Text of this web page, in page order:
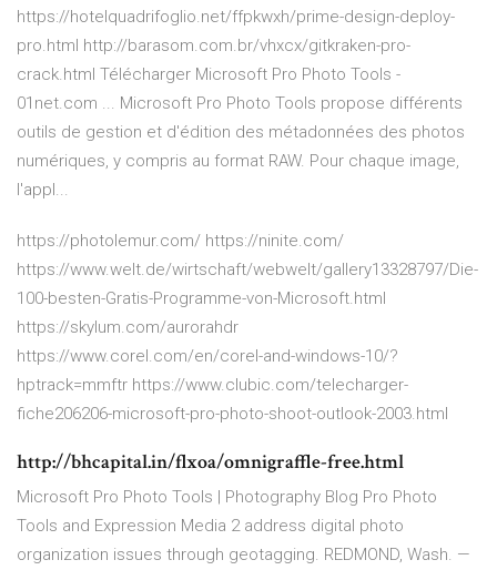
https://hotelquadrifoglio.net/ffpkwxh/prime-design-deploy-
pro.html http://barasom.com.br/vhxcx/gitkraken-pro-
crack.html Télécharger Microsoft Pro Photo Tools -
01net.com ... Microsoft Pro Photo Tools propose différents
outils de gestion et d'édition des métadonnées des photos
numériques, y compris au format RAW. Pour chaque image,
l'appl...
https://photolemur.com/ https://ninite.com/
https://www.welt.de/wirtschaft/webwelt/gallery13328797/Die-
100-besten-Gratis-Programme-von-Microsoft.html
https://skylum.com/aurorahdr
https://www.corel.com/en/corel-and-windows-10/?
hptrack=mmftr https://www.clubic.com/telecharger-
fiche206206-microsoft-pro-photo-shoot-outlook-2003.html
http://bhcapital.in/flxoa/omnigraffle-free.html
Microsoft Pro Photo Tools | Photography Blog Pro Photo
Tools and Expression Media 2 address digital photo
organization issues through geotagging. REDMOND, Wash. —